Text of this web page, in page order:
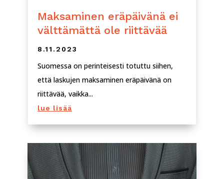
Maksaminen eräpäivänä ei
välttämättä ole riittävää
8.11.2023
Suomessa on perinteisesti totuttu siihen,
että laskujen maksaminen eräpäivänä on
riittävää, vaikka...
lue lisää